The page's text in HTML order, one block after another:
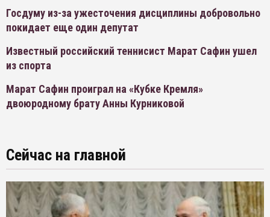
Госдуму из-за ужесточения дисциплины добровольно
покидает еще один депутат
Известный российский теннисист Марат Сафин ушел
из спорта
Марат Сафин проиграл на «Кубке Кремля»
двоюродному брату Анны Курниковой
Сейчас на главной